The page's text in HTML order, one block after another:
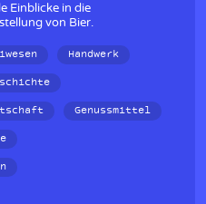
Einblicke in die
von Bier.
Handwerk
Genussmittel